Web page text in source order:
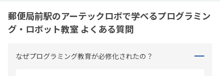
郵便局前駅のアーテックロボで学べるプログラミン
グ・ロボット教室 よくある質問
なぜプログラミング教育が必修化されたの？